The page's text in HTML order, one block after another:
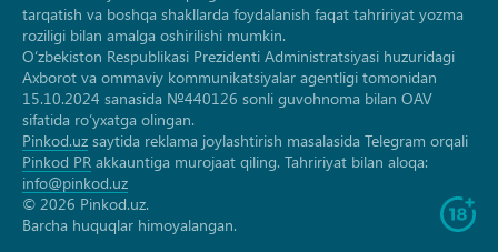
tarqatish va boshqa shakllarda foydalanish faqat tahririyat yozma
roziligi bilan amalga oshirilishi mumkin.
O‘zbekiston Respublikasi Prezidenti Administratsiyasi huzuridagi
Axborot va ommaviy kommunikatsiyalar agentligi tomonidan
15.10.2024 sanasida №440126 sonli guvohnoma bilan OAV
sifatida ro‘yxatga olingan.
Pinkod.uz saytida reklama joylashtirish masalasida Telegram orqali
Pinkod PR akkauntiga murojaat qiling. Tahririyat bilan aloqa:
info@pinkod.uz
© 2026 Pinkod.uz.
Barcha huquqlar himoyalangan.